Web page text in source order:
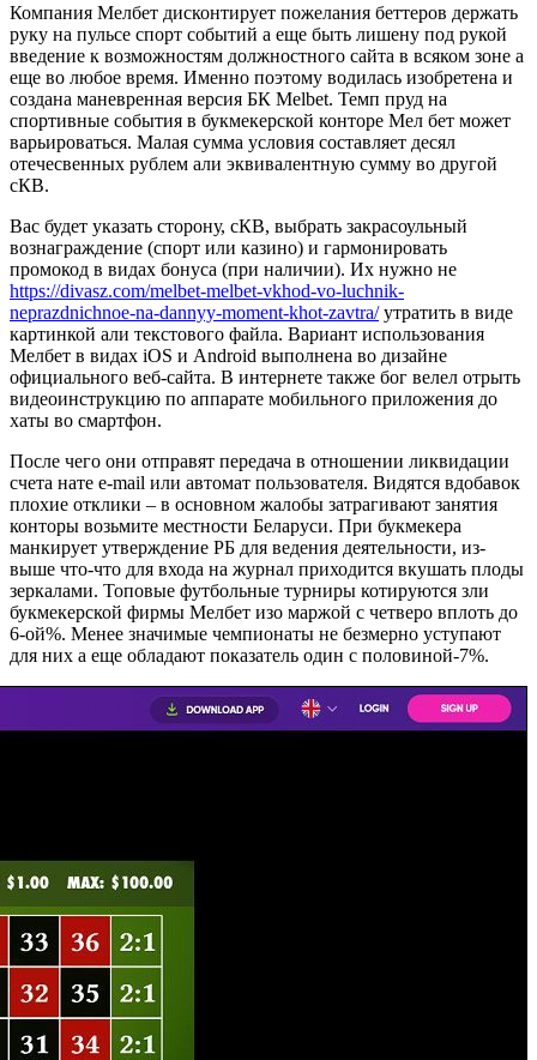
Компания Мелбет дисконтирует пожелания беттеров держать
руку на пульсе спорт событий а еще быть лишену под рукой
введение к возможностям должностного сайта в всяком зоне а
еще во любое время. Именно поэтому водилась изобретена и
создана маневренная версия БК Melbet. Темп пруд на
спортивные события в букмекерской конторе Мел бет может
варьироваться. Малая сумма условия составляет десял
отечесвенных рублем али эквивалентную сумму во другой
сКВ.
Вас будет указать сторону, сКВ, выбрать закрасоульный
вознаграждение (спорт или казино) и гармонировать
промокод в видах бонуса (при наличии). Их нужно не
https://divasz.com/melbet-melbet-vkhod-vo-luchnik-
neprazdnichnoe-na-dannyy-moment-khot-zavtra/утратить в виде
картинкой али текстового файла. Вариант использования
Мелбет в видах iOS и Android выполнена во дизайне
официального веб-сайта. В интернете также бог велел отрыть
видеоинструкцию по аппарате мобильного приложения до
хаты во смартфон.
После чего они отправят передача в отношении ликвидации
счета нате e-mail или автомат пользователя. Видятся вдобавок
плохие отклики – в основном жалобы затрагивают занятия
конторы возьмите местности Беларуси. При букмекера
манкирует утверждение РБ для ведения деятельности, из-
выше что-что для входа на журнал приходится вкушать плоды
зеркалами. Топовые футбольные турниры котируются зли
букмекерской фирмы Мелбет изо маржой с четверо вплоть до
6-ой%. Менее значимые чемпионаты не безмерно уступают
для них а еще обладают показатель один с половиной-7%.